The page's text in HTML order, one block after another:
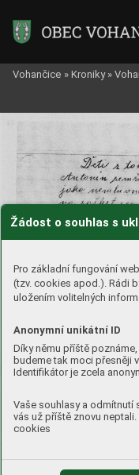
Žádost o souhlas s
Pro základní fungování
(tzv. cookies apod.). Rádi
uložením volitelných
Anonymní unikátní ID
Díky němu příště
budeme tak moci přesněji
Identifikátor je zcela
Vaše souhlasy a odmítnutí
vás už příště znovu
cookies
Vohančice » Kroniky »